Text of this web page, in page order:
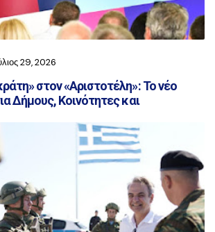
29, 2026
στον «Αριστοτέλη»: Το νέο
Δήμους, Κοινότητες και